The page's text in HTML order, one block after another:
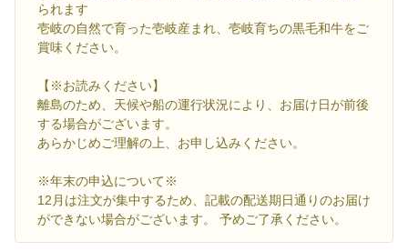
られます
壱岐の自然で育った壱岐産まれ、壱岐育ちの黒毛和牛をご
賞味ください。
【※お読みください】
離島のため、天候や船の運行状況により、お届け日が前後
する場合がございます。
あらかじめご理解の上、お申し込みください。
※年末の申込について※
12月は注文が集中するため、記載の配送期日通りのお届け
ができない場合がございます。 予めご了承ください。